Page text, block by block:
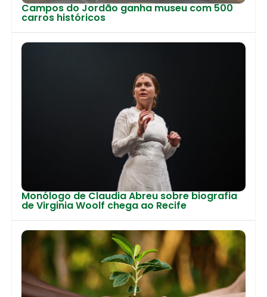
Campos do Jordão ganha museu com 500
carros históricos
Monólogo de Claudia Abreu sobre biografia
de Virginia Woolf chega ao Recife